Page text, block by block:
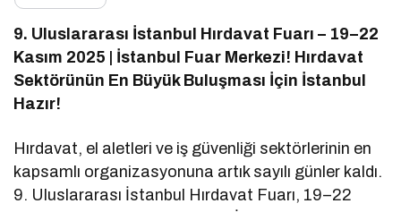
9. Uluslararası İstanbul Hırdavat Fuarı – 19–22
Kasım 2025 | İstanbul Fuar Merkezi! Hırdavat
Sektörünün En Büyük Buluşması İçin İstanbul
Hazır!
Hırdavat, el aletleri ve iş güvenliği sektörlerinin en
kapsamlı organizasyonuna artık sayılı günler kaldı.
9. Uluslararası İstanbul Hırdavat Fuarı, 19–22